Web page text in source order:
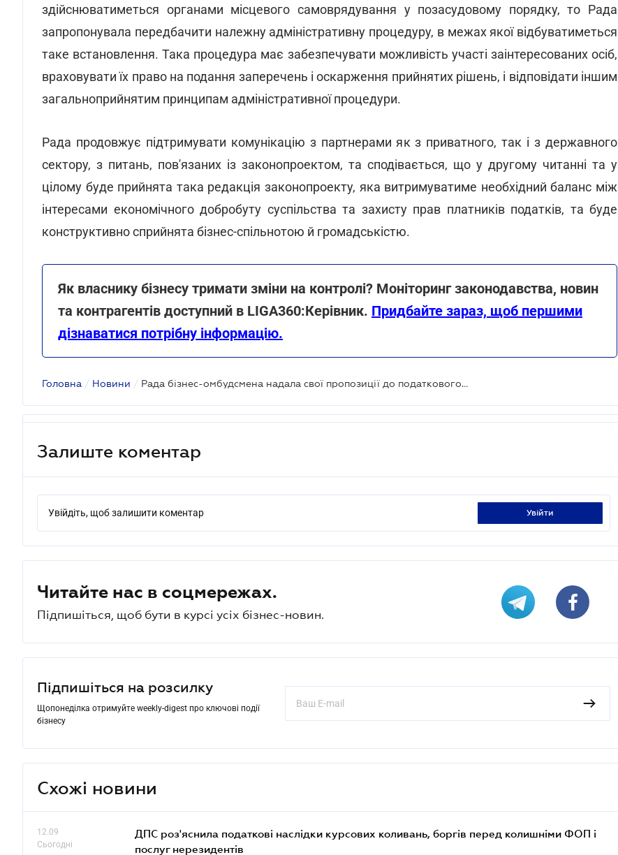
здійснюватиметься органами місцевого самоврядування у позасудовому порядку, то Рада
запропонувала передбачити належну адміністративну процедуру, в межах якої відбуватиметься
таке встановлення. Така процедура має забезпечувати можливість участі заінтересованих осіб,
враховувати їх право на подання заперечень і оскарження прийнятих рішень, і відповідати іншим
загальноприйнятим принципам адміністративної процедури.
Рада продовжує підтримувати комунікацію з партнерами як з приватного, так і з державного
сектору, з питань, пов'язаних із законопроектом, та сподівається, що у другому читанні та у
цілому буде прийнята така редакція законопроекту, яка витримуватиме необхідний баланс між
інтересами економічного добробуту суспільства та захисту прав платників податків, та буде
конструктивно сприйнята бізнес-спільнотою й громадськістю.
Як власнику бізнесу тримати зміни на контролі? Моніторинг законодавства, новин
та контрагентів доступний в LIGA360:Керівник. Придбайте зараз, щоб першими
дізнаватися потрібну інформацію.
Головна / Новини / Рада бізнес-омбудсмена надала свої пропозиції до податкового проекту № 5600
Залиште коментар
Увійдіть, щоб залишити коментар увійти
Читайте нас в соцмережах.
Підпишіться, щоб бути в курсі усіх бізнес-новин.
Підпишіться на розсилку
Щопонеділка отримуйте weekly-digest про ключові події
бізнесу
Схожі новини
12.09
Сьогодні
ДПС роз'яснила податкові наслідки курсових коливань, боргів перед колишніми ФОП і
послуг нерезидентів